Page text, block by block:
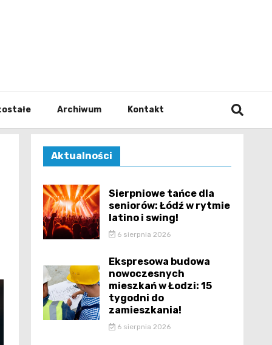
Archiwum Kontakt
Aktualności
Sierpniowe tańce dla
seniorów: Łódź w rytmie
latino i swing!
6 sierpnia 2026
Ekspresowa budowa
nowoczesnych
mieszkań w Łodzi: 15
tygodni do
zamieszkania!
6 sierpnia 2026